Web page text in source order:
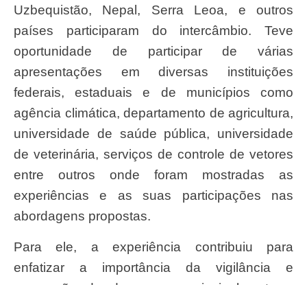
Uzbequistão, Nepal, Serra Leoa, e outros
países participaram do intercâmbio. Teve
oportunidade de participar de várias
apresentações em diversas instituições
federais, estaduais e de municípios como
agência climática, departamento de agricultura,
universidade de saúde pública, universidade
de veterinária, serviços de controle de vetores
entre outros onde foram mostradas as
experiências e as suas participações nas
abordagens propostas.
Para ele, a experiência contribuiu para
enfatizar a importância da vigilância e